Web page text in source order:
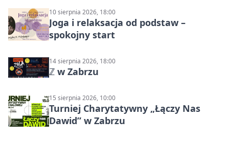
10 sierpnia 2026, 18:00
Joga i relaksacja od podstaw –
spokojny start
14 sierpnia 2026, 18:00
ℤ w Zabrzu
15 sierpnia 2026, 10:00
Turniej Charytatywny „Łączy Nas
Dawid” w Zabrzu